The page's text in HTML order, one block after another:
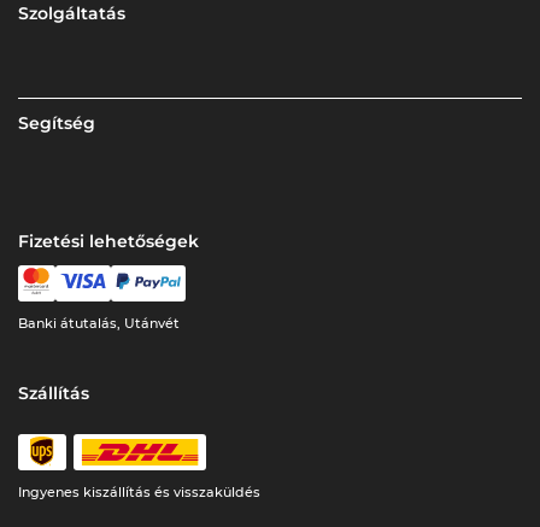
Szolgáltatás
Segítség
Fizetési lehetőségek
Banki átutalás, Utánvét
Szállítás
Ingyenes kiszállítás és visszaküldés